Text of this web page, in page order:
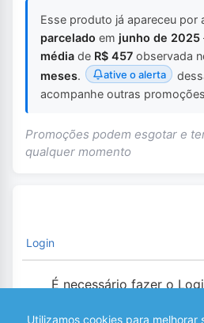
Esse produto já apareceu por
parcelado em junho de 2025
média de R$ 457 observada
meses. ative o alerta
acompanhe outras
Promoções podem esgotar e
qualquer momento
Login
É necessário fazer o